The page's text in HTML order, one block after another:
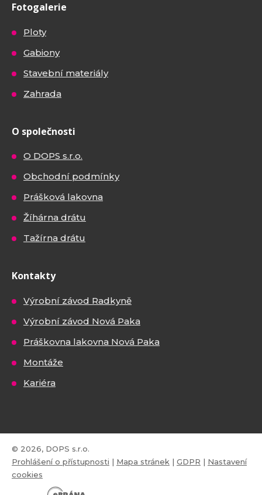
Fotogalerie
Ploty
Gabiony
Stavební materiály
Zahrada
O společnosti
O DOPS s.r.o.
Obchodní podmínky
Prášková lakovna
Žíhárna drátu
Tažírna drátu
Kontakty
Výrobní závod Radkyně
Výrobní závod Nová Paka
Práškovna lakovna Nová Paka
Montáže
Kariéra
© 2026, DOPS s.r.o.
Prohlášení o přístupnosti | Mapa stránek | GDPR | Nastavení
cookies